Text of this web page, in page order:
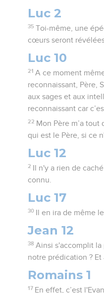
Luc 2
35 Toi-même, une
cœurs seront
Luc 10
21 A ce moment
reconnaissant, Père,
aux sages et aux
reconnaissant car
22 Mon Père m’a
qui est le Père, si ce
Luc 12
2
Il n'y a rien de
connu.
Luc 17
30 Il en ira de même
Jean 12
38 Ainsi s'accomplit la
notre prédication ?
Romains 1
17 En effet, c’est